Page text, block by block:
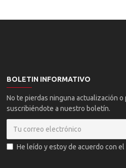
BOLETIN INFORMATIVO
No te pierdas ninguna actualización o
suscribiéndote a nuestro boletín.
He leído y estoy de acuerdo con el